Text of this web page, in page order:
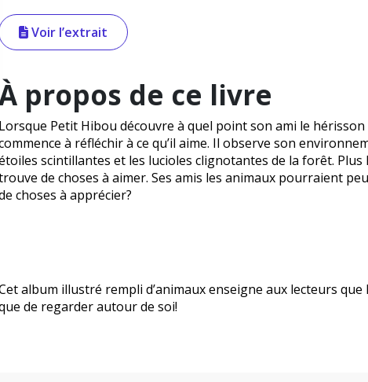
Voir l’extrait
propos de ce livre
Lorsque Petit Hibou découvre à quel point son ami le
à réfléchir à ce qu’il aime. Il observe son
scintillantes et les lucioles clignotantes de la forêt.
de choses à aimer. Ses amis les animaux pourraient
choses à apprécier?
album illustré rempli d’animaux enseigne aux lecteurs
de regarder autour de soi!